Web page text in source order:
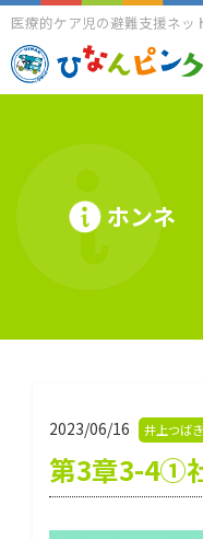
医療的ケア児の避難支援ネッ
ホンネ
2023/06/16 井上つばき
第3章3-4①